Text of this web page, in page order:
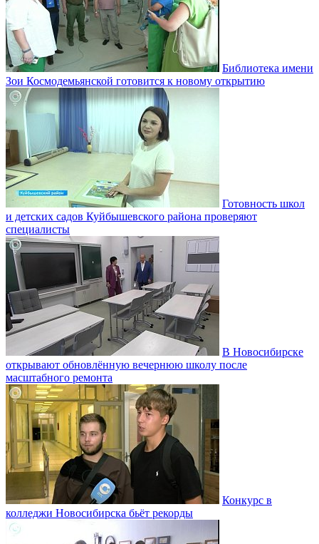
Библиотека имени
Зои Космодемьянской готовится к новому открытию
Готовность школ
и детских садов Куйбышевского района проверяют
специалисты
В Новосибирске
открывают обновлённую вечернюю школу после
масштабного ремонта
Конкурс в
колледжи Новосибирска бьёт рекорды